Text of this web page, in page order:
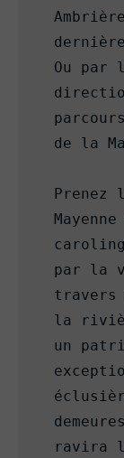
Ou par
de la
par la
travers
la
un
ravira